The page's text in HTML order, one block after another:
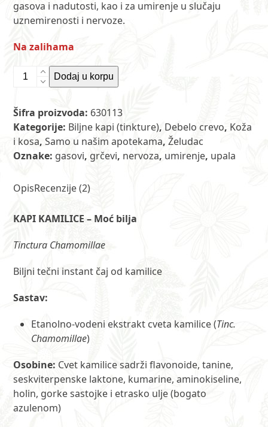
gasova i nadutosti, kao i za umirenje u slučaju
uznemirenosti i nervoze.
Na zalihama
Tinktura
kamilice
ml
ET
količina
Dodaj u korpu
Šifra proizvoda: 630113
Kategorije: Biljne kapi (tinkture), Debelo crevo, Koža
i kosa,Samo u našim apotekama,Želudac
Oznake: gasovi,grčevi, nervoza, umirenje, upala
OpisRecenzije (2)
KAPI KAMILICE – Moć bilja
Tinctura Chamomillae
Biljni tečni instant čaj od kamilice
Sastav:
Etanolno-vodeni ekstrakt cveta kamilice (Tinc.
Chamomillae)
Osobine: Cvet kamilice sadrži flavonoide, tanine,
seskviterpenske laktone, kumarine, aminokiseline,
holin, gorke sastojke i etrasko ulje (bogato
azulenom)